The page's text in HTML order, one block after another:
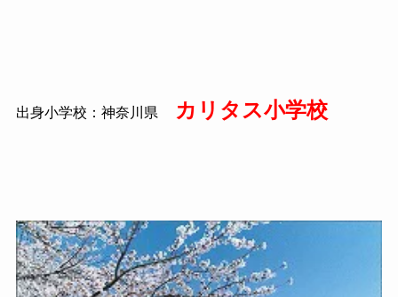
出身小学校：神奈川県 カリタス小学校